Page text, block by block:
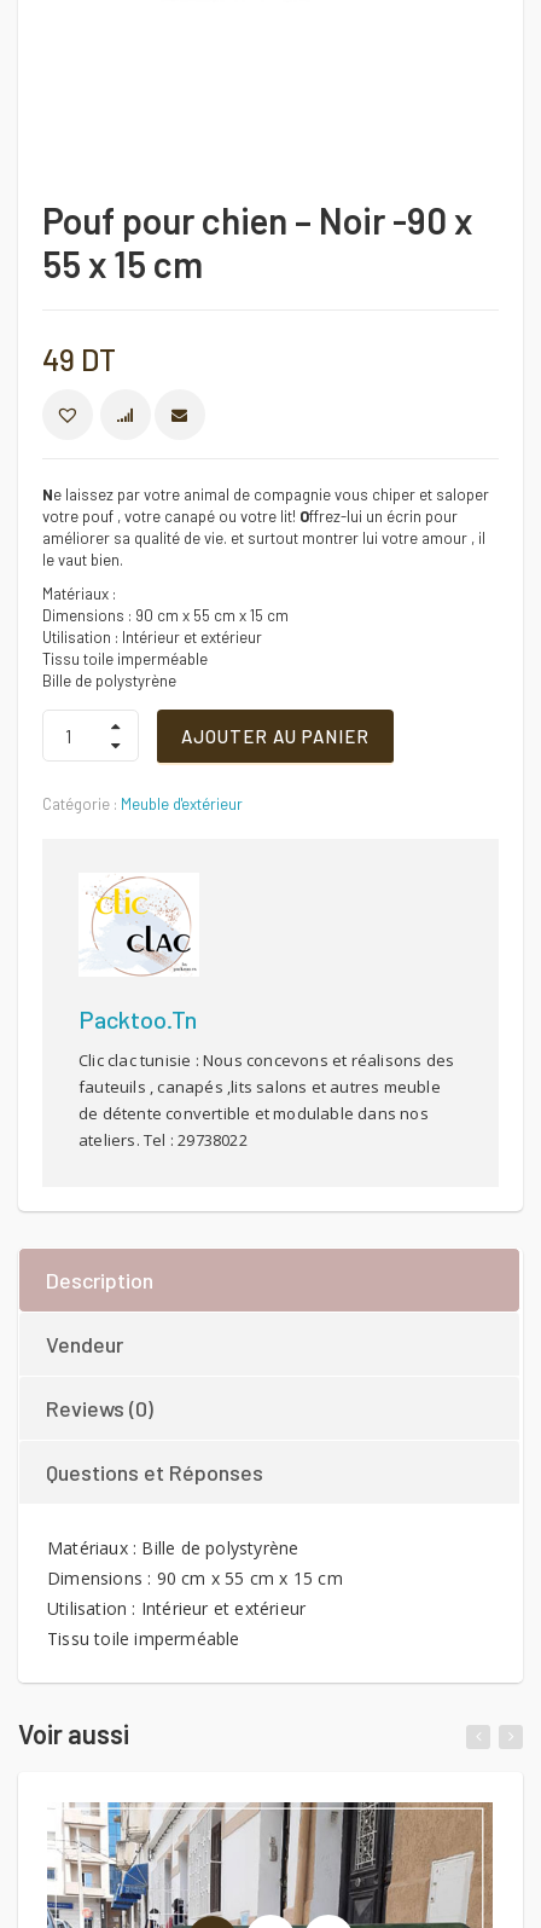
Pouf pour chien – Noir -90 x
55 x 15 cm
49 DT
COMPARER
Ne laissez par votre animal de compagnie vous chiper et saloper
votre pouf , votre canapé ou votre lit! Offrez-lui un écrin pour
améliorer sa qualité de vie. et surtout montrer lui votre amour , il
le vaut bien.
Matériaux :
Dimensions : 90 cm x 55 cm x 15 cm
Utilisation : Intérieur et extérieur
Tissu toile imperméable
Bille de polystyrène
Pouf
pour
chien
Noir
AJOUTER AU PANIER
Catégorie : Meuble d'extérieur
Packtoo.tn
Clic clac tunisie : Nous concevons et réalisons des
fauteuils , canapés ,lits salons et autres meuble
de détente convertible et modulable dans nos
ateliers. Tel : 29738022
Description
Vendeur
Reviews (0)
Questions et Réponses
Matériaux : Bille de polystyrène
Dimensions : 90 cm x 55 cm x 15 cm
Utilisation : Intérieur et extérieur
Tissu toile imperméable
Voir aussi